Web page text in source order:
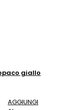
giallo
AGGIUNGI